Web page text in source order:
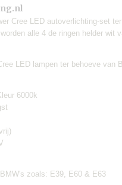
Ja
2 stuks
Cree LED autoverlichting-set
alle 4 de ringen helder wit
LED lampen ter behoeve van
6000k
zoals: E39, E60 & E63